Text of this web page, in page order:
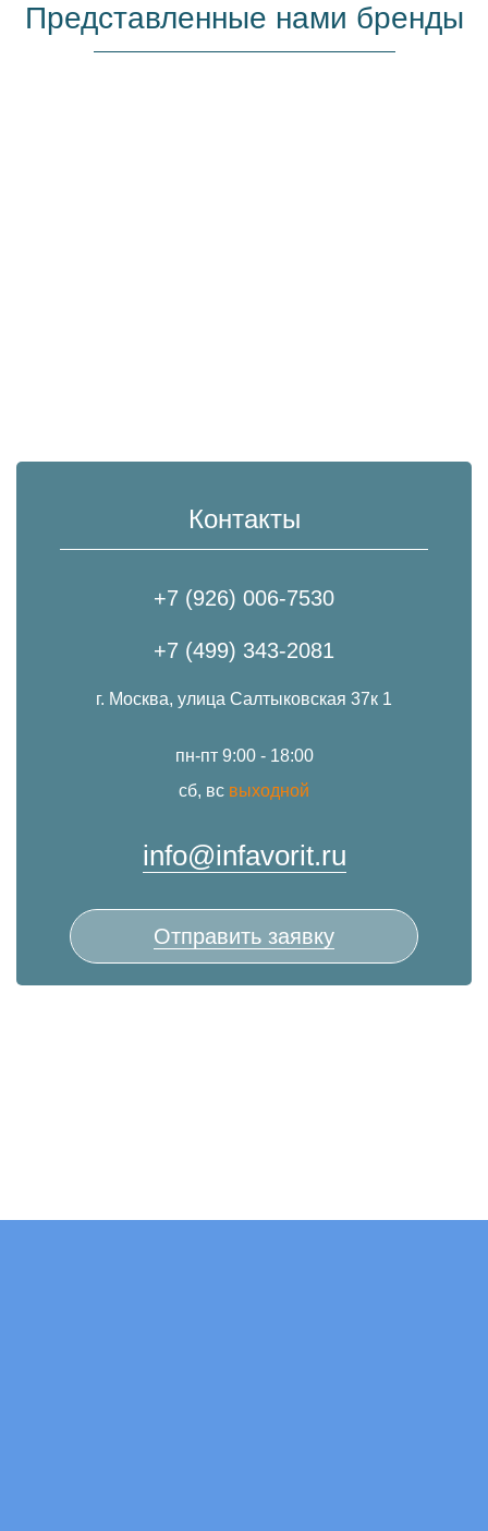
Представленные нами бренды
Контакты
+7 (926) 006-7530
+7 (499) 343-2081
г. Москва, улица Салтыковская 37к 1
пн-пт 9:00 - 18:00
сб, вс выходной
info@infavorit.ru
Отправить заявку